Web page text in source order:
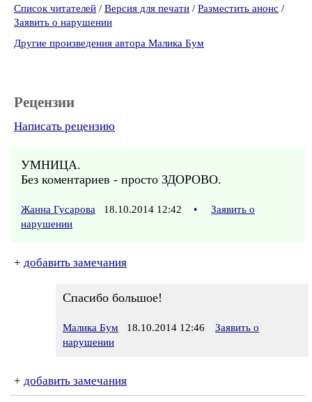
Список читателей / Версия для печати / Разместить анонс /
Заявить о нарушении
Другие произведения автора Малика Бум
Рецензии
Написать рецензию
УМНИЦА.
Без коментариев - просто ЗДОРОВО.
Жанна Гусарова 18.10.2014 12:42 •
Заявить о
нарушении
+ добавить замечания
Спасибо большое!
Малика Бум 18.10.2014 12:46
Заявить о
нарушении
+ добавить замечания